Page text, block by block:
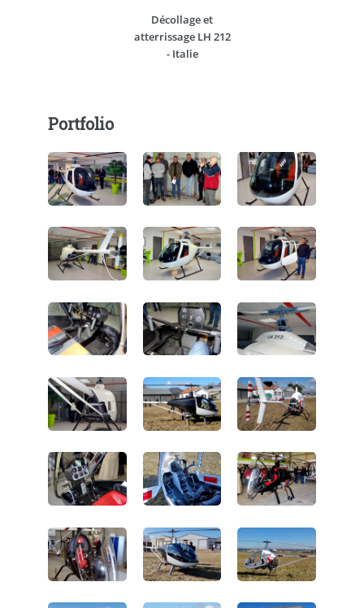
Décollage et
atterrissage LH 212
- Italie
Portfolio